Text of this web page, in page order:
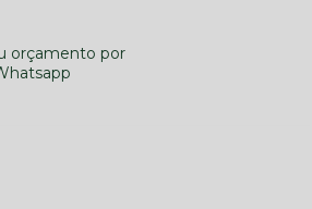
orçamento por